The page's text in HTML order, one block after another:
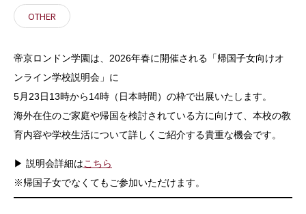
OTHER
帝京ロンドン学園は、2026年春に開催される「帰国子女向けオ
ンライン学校説明会」に
5月23日13時から14時（日本時間）の枠で出展いたします。
海外在住のご家庭や帰国を検討されている方に向けて、本校の教
育内容や学校生活について詳しくご紹介する貴重な機会です。
▶ 説明会詳細はこちら
※帰国子女でなくてもご参加いただけます。